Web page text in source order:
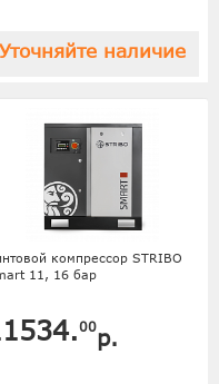
Уточняйте наличие
компрессор STRIBO
11, 16 бар
00р.